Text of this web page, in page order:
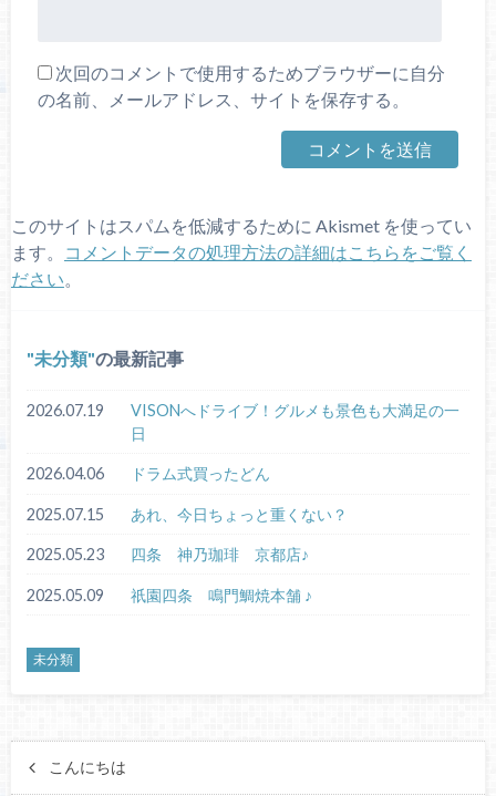
次回のコメントで使用するためブラウザーに自分
の名前、メールアドレス、サイトを保存する。
このサイトはスパムを低減するために Akismet を使ってい
ます。
コメントデータの処理方法の詳細はこちらをご覧く
ださい。
未分類 の最新記事
2026.07.19
VISONへドライブ！グルメも景色も大満足の一
日
2026.04.06 ドラム式買ったどん
2025.07.15 あれ、今日ちょっと重くない？
2025.05.23 四条 神乃珈琲 京都店♪
2025.05.09 祇園四条 鳴門鯛焼本舗 ♪
未分類
こんにちは